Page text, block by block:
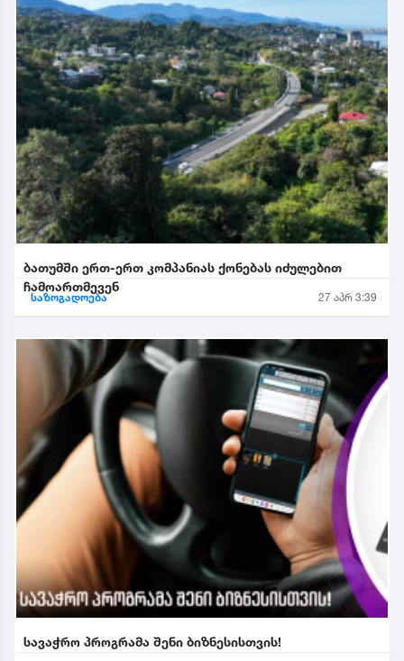
ბათუმში ერთ-ერთ კომპანიას ქონებას იძულებით
ჩამოართმევენ
საზოგადოება 27 აპრ 3:39
სავაჭრო პროგრამა შენი ბიზნესისთვის!